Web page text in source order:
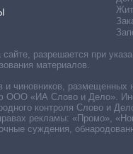
разрешается при
материалов.
чиновников,
«ИА Слово и Дело».
контроля Слово и
рекламы: «Промо»,
суждения,